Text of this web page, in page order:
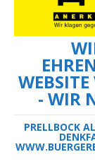
- WIR
PRELLBOCK